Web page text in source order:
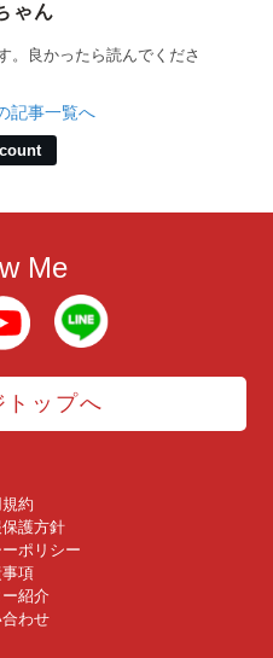
ゃん
。良かったら読んでくださ
記事一覧へ
Me
トップへ
約
護方針
ポリシー
項
紹介
わせ